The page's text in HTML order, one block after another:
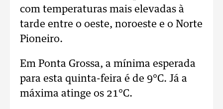
com temperaturas mais elevadas à
tarde entre o oeste, noroeste e o Norte
Pioneiro.
Em Ponta Grossa, a mínima esperada
para esta quinta-feira é de 9°C. Já a
máxima atinge os 21°C.